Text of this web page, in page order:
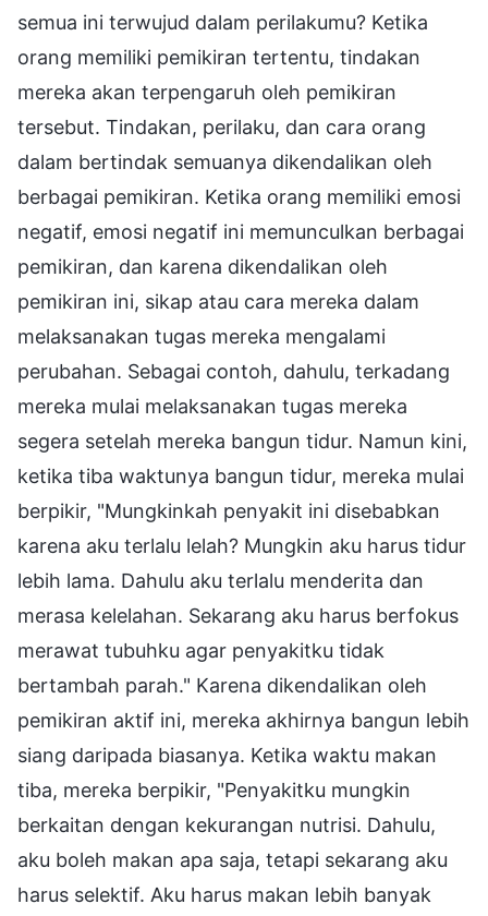
semua ini terwujud dalam perilakumu? Ketika
orang memiliki pemikiran tertentu, tindakan
mereka akan terpengaruh oleh pemikiran
tersebut. Tindakan, perilaku, dan cara orang
dalam bertindak semuanya dikendalikan oleh
berbagai pemikiran. Ketika orang memiliki emosi
negatif, emosi negatif ini memunculkan berbagai
pemikiran, dan karena dikendalikan oleh
pemikiran ini, sikap atau cara mereka dalam
melaksanakan tugas mereka mengalami
perubahan. Sebagai contoh, dahulu, terkadang
mereka mulai melaksanakan tugas mereka
segera setelah mereka bangun tidur. Namun kini,
ketika tiba waktunya bangun tidur, mereka mulai
berpikir, "Mungkinkah penyakit ini disebabkan
karena aku terlalu lelah? Mungkin aku harus tidur
lebih lama. Dahulu aku terlalu menderita dan
merasa kelelahan. Sekarang aku harus berfokus
merawat tubuhku agar penyakitku tidak
bertambah parah." Karena dikendalikan oleh
pemikiran aktif ini, mereka akhirnya bangun lebih
siang daripada biasanya. Ketika waktu makan
tiba, mereka berpikir, "Penyakitku mungkin
berkaitan dengan kekurangan nutrisi. Dahulu,
aku boleh makan apa saja, tetapi sekarang aku
harus selektif. Aku harus makan lebih banyak